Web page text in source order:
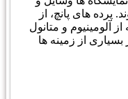
پرده های پانچ، از
آلومینیوم و متانول
از زمینه ها